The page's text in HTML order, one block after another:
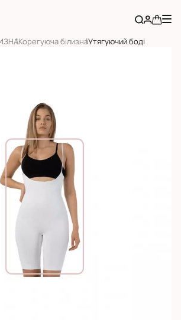
Корегуюча білизнаУтягуючий боді